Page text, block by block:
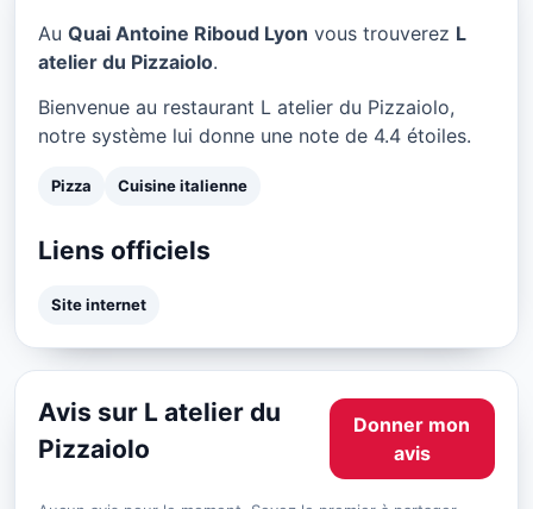
Au Quai Antoine Riboud Lyon vous trouverez L
atelier du Pizzaiolo.
Bienvenue au restaurant L atelier du Pizzaiolo,
notre système lui donne une note de 4.4 étoiles.
Pizza Cuisine italienne
Liens officiels
Site internet
Avis sur L atelier du
Pizzaiolo
Donner mon
avis